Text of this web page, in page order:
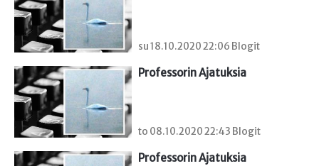
su 18.10.2020 22:06 Blogit
Professorin Ajatuksia
to 08.10.2020 22:43 Blogit
Professorin Ajatuksia